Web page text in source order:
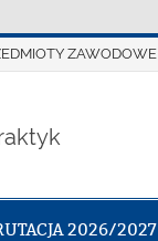
ZAWODOWE
2026/2027